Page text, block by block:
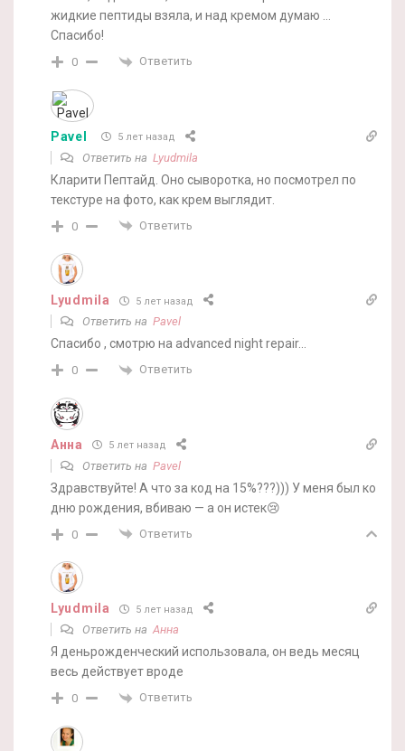
жидкие пептиды взяла, и над кремом думаю …
Спасибо!
0 Ответить
Pavel 5 лет назад
Ответить на Lyudmila
Кларити Пептайд. Оно сыворотка, но посмотрел по
текстуре на фото, как крем выглядит.
0 Ответить
Lyudmila 5 лет назад
Ответить на Pavel
Спасибо , смотрю на advanced night repair…
0 Ответить
Анна 5 лет назад
Ответить на Pavel
Здравствуйте! А что за код на 15%???))) У меня был ко
дню рождения, вбиваю — а он истек😢
0 Ответить
Lyudmila 5 лет назад
Ответить наАнна
Я деньрожденческий использовала, он ведь месяц
весь действует вроде
0 Ответить